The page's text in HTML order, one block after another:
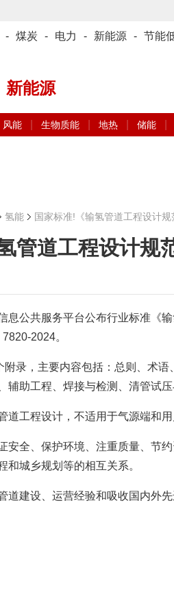
- 煤炭 - 电力 - 新能源 - 节能
新能源
风能 生物质能 地热 储能
氢能 国家标准!《输氢管道工程设计规
管道工程设计规
息公共服务平台公布行业标准《
2024。
录，主要内容包括：总则、术
辅助工程、焊接与检测、清管试压
道工程设计，不适用于气源端和用
安全、保护环境、注重质量、节
和城乡规划等的相互关系。
道建设、运营经验和吸收国内外